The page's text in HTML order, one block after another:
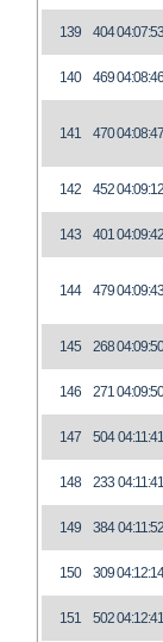
139 40404:07:53
140 46904:08:46
141 47004:08:47
142 45204:09:12
143 40104:09:42
144 47904:09:43
145 26804:09:50
146 27104:09:50
147 504 04:11:41
148 233 04:11:41
149 384 04:11:52
150 30904:12:14
151 50204:12:41